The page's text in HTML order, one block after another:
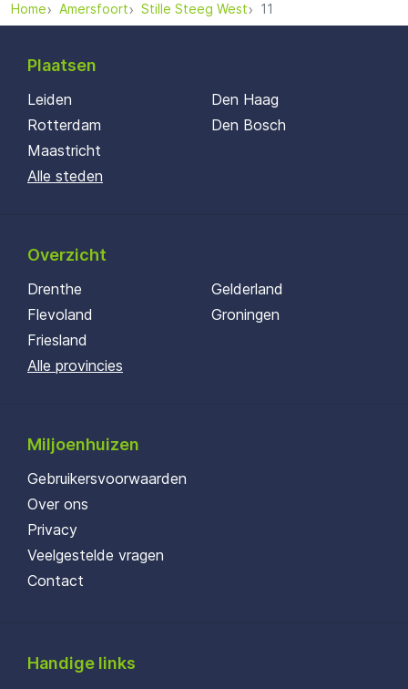
Home Amersfoort Stille Steeg West 11
Plaatsen
Leiden
Rotterdam
Maastricht
Den Haag
Den Bosch
Alle steden
Overzicht
Drenthe
Flevoland
Friesland
Gelderland
Groningen
Alle provincies
Miljoenhuizen
Gebruikersvoorwaarden
Over ons
Privacy
Veelgestelde vragen
Contact
Handige links